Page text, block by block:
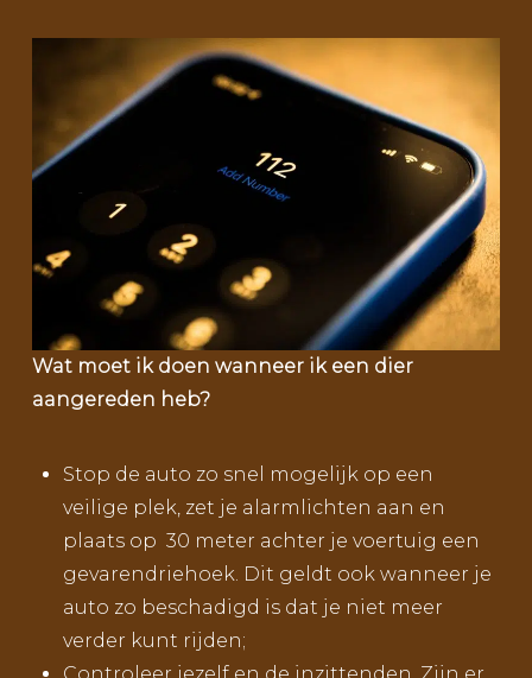
Wat moet ik doen wanneer ik een dier
aangereden heb?
Stop de auto zo snel mogelijk op een
veilige plek, zet je alarmlichten aan en
plaats op 30 meter achter je voertuig een
gevarendriehoek. Dit geldt ook wanneer je
auto zo beschadigd is dat je niet meer
verder kunt rijden;